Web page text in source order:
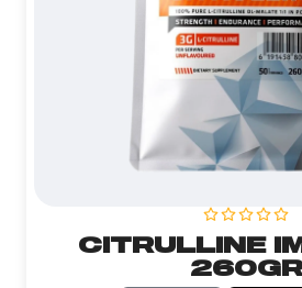
CITRULLINE IMPACT -
260GR